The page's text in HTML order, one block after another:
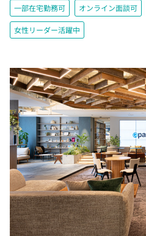
一部在宅勤務可 オンライン面談可
女性リーダー活躍中